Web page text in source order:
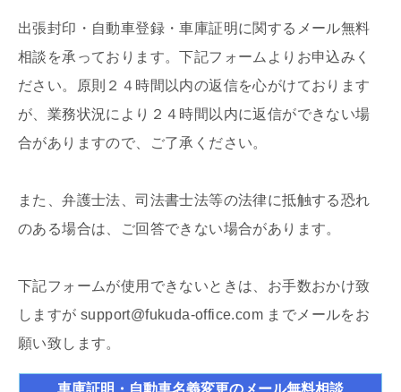
出張封印・自動車登録・車庫証明に関するメール無料
相談を承っております。下記フォームよりお申込みく
ださい。原則２４時間以内の返信を心がけております
が、業務状況により２４時間以内に返信ができない場
合がありますので、ご了承ください。
また、弁護士法、司法書士法等の法律に抵触する恐れ
のある場合は、ご回答できない場合があります。
下記フォームが使用できないときは、お手数おかけ致
しますが support@fukuda-office.com までメールをお
願い致します。